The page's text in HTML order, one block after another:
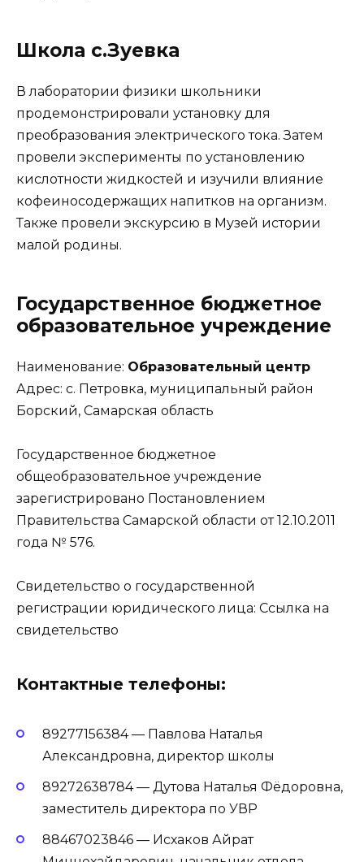
Школа с.Зуевка
В лаборатории физики школьники
продемонстрировали установку для
преобразования электрического тока. Затем
провели эксперименты по установлению
кислотности жидкостей и изучили влияние
кофеиносодержащих напитков на организм.
Также провели экскурсию в Музей истории
малой родины.
Государственное бюджетное
образовательное учреждение
Наименование: Образовательный центр
Адрес: с. Петровка, муниципальный район
Борский, Самарская область
Государственное бюджетное
общеобразовательное учреждение
зарегистрировано Постановлением
Правительства Самарской области от 12.10.2011
года № 576.
Свидетельство о государственной
регистрации юридического лица: Ссылка на
свидетельство
Контактные телефоны:
89277156384 — Павлова Наталья
Александровна, директор школы
89272638784 — Дутова Наталья Фёдоровна,
заместитель директора по УВР
88467023846 — Исхаков Айрат